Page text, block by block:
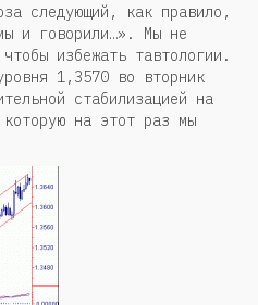
следующий, как правило,
и говорили…». Мы не
избежать тавтологии.
1,3570 во вторник
стабилизацией на
на этот раз мы